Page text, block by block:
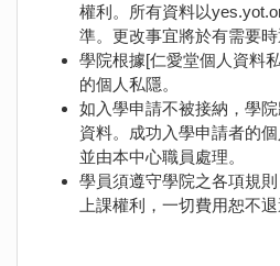
權利。所有資料以
準。更改事宜將於有需要時
學院根據[仁愛堂個人資料
的個人私隱。
如入學申請不被接納，學
資料。成功入學申請者的
並由本中心職員處理。
學員須遵守學院之各項規
上課權利，一切費用恕不退